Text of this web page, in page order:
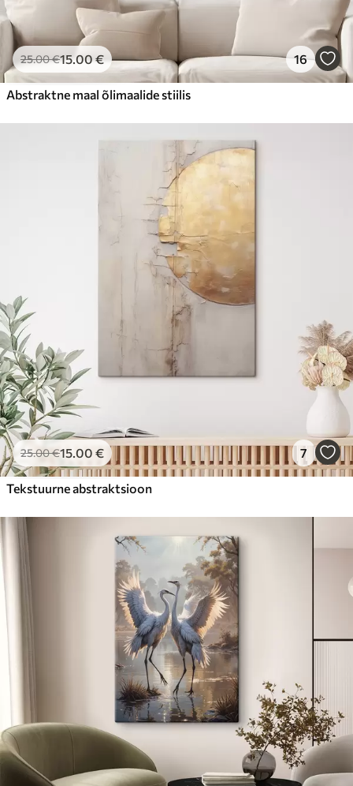
25.00€15.00€ 16
Abstraktne maal õlimaalide stiilis
25.00€15.00 € 7
Tekstuurne abstraktsioon